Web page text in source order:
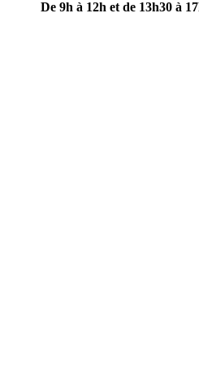
De 9h à 12h et de 13h30 à